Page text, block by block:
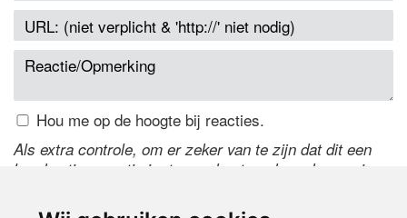
Hou me op de hoogte bij reacties.
Als extra controle, om er zeker van te zijn dat dit een
handmatige reactie is, typ onderstaande code over in
de code te wijzigen.